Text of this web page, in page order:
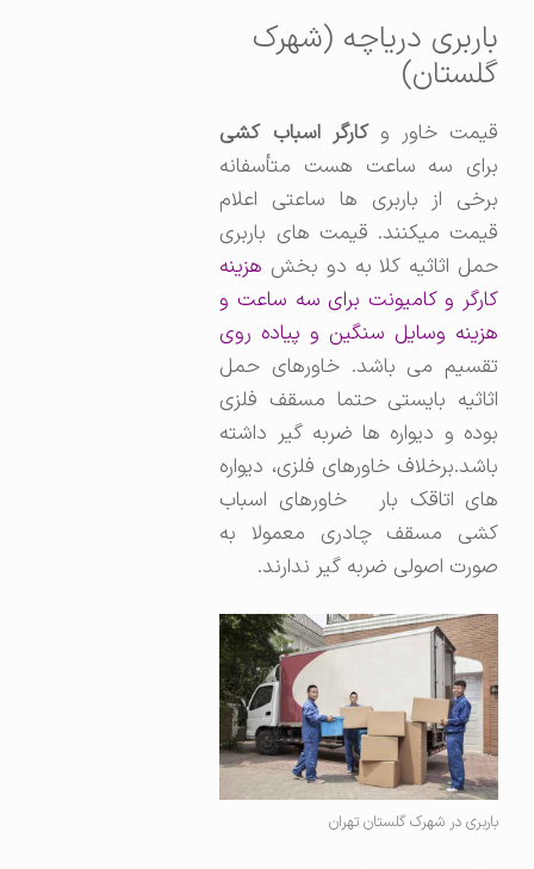
باربری دریاچه (شهرک
گلستان)
قیمت خاور و کارگر اسباب کشی
برای سه ساعت هست متأسفانه
برخی از باربری ها ساعتی اعلام
قیمت میکنند. قیمت های باربری
حمل اثاثیه کلا به دو بخشهزینه
کارگر و کامیونت برای سه ساعت و
هزینه وسایل سنگین و پیاده روی
تقسیم می باشد. خاورهای حمل
اثاثیه بایستی حتما مسقف فلزی
بوده و دیواره ها ضربه گیر داشته
باشد.برخلاف خاورهای فلزی، دیواره
های اتاقک بار خاورهای اسباب
کشی مسقف چادری معمولا به
صورت اصولی ضربه گیر ندارند.
باربری در شهرک گلستان تهران